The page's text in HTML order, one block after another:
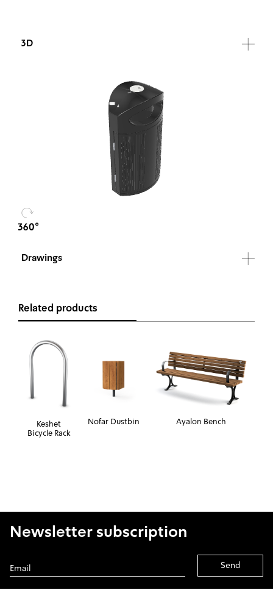
3D
Drawings
Related products
Keshet
Bicycle Rack
Nofar Dustbin Ayalon Bench
Newsletter subscription